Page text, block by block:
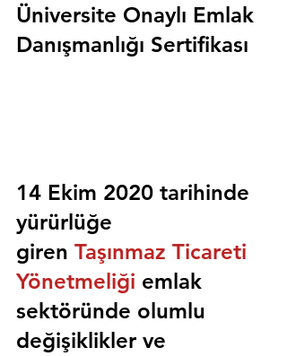
Üniversite Onaylı Emlak
Danışmanlığı Sertifikası
14 Ekim 2020 tarihinde
yürürlüğe
giren Taşınmaz Ticareti
Yönetmeliği emlak
sektöründe olumlu
değişiklikler ve